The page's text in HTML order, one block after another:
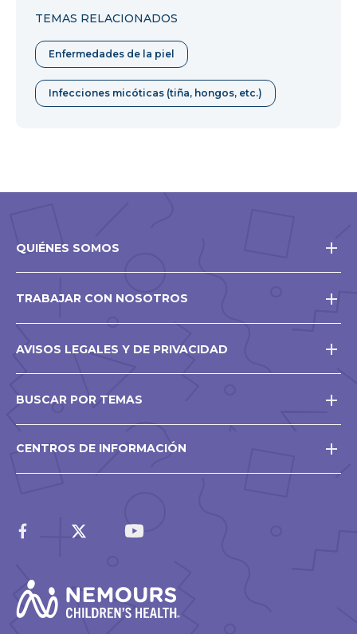
TEMAS RELACIONADOS
Enfermedades de la piel
Infecciones micóticas (tiña, hongos, etc.)
QUIÉNES SOMOS
TRABAJAR CON NOSOTROS
AVISOS LEGALES Y DE PRIVACIDAD
BUSCAR POR TEMAS
CENTROS DE INFORMACIÓN